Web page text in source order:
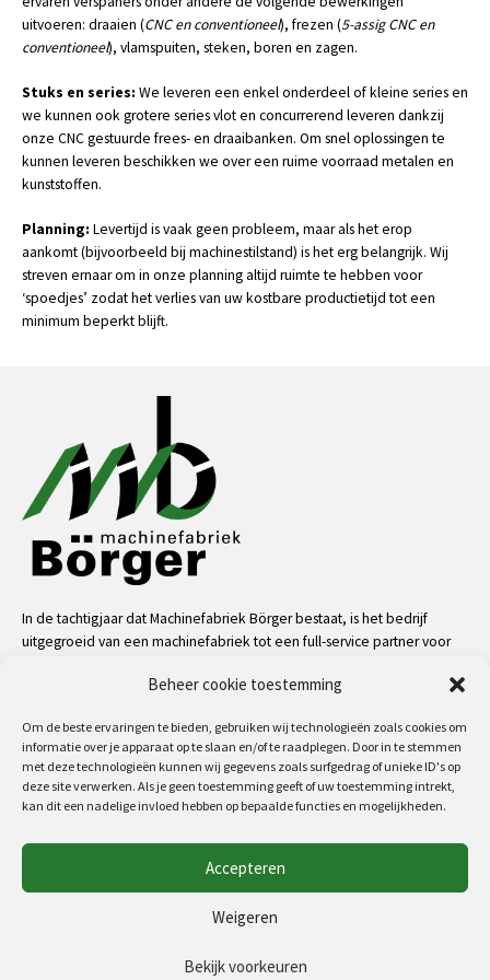
Beheer cookie toestemming
Om de beste ervaringen te bieden, gebruiken wij technologieën zoals cookies om
informatie over je apparaat op te slaan en/of te raadplegen. Door in te stemmen
met deze technologieën kunnen wij gegevens zoals surfgedrag of unieke ID's op
deze site verwerken. Als je geen toestemming geeft of uw toestemming intrekt,
kan dit een nadelige invloed hebben op bepaalde functies en mogelijkheden.
Accepteren
Weigeren
Bekijk voorkeuren
· Spinner U5-1520, 5 assen, Siemens besturing 1520 520
·Haas TM-1 HE 760
Spinner U5-1520 Siemens
besturing
Spinner U5-1520 Siemens
Spinner U5-1520 Siemens
besturing
Spinner U5-1520 Siemens
890 520
·Diverse afkortzagen
Tapmachine: TUWI CMA RNR 20-400
CNC- draaien
Alle mogelijke draadsoorten tot bijbehorende diameters.
M3 – M36
Metrisch fijn T/M 36
UNC T/M 1/1/4’’
BSW T/M 1/12”
BSP T/M 3’’
spiebaansteekmachine
Reparatie lagervlakken + keerringvlakken
TIG
Elektrode en autogeen
Laser lassen
Zetten 2500 x 100 ton
Chemisch zwarten klein materiaal 410 mm x 260 mm 230 mm
lichte vrachtwagen met bak 6 x 2 m
magneetboren met ruimers
gasdetectie apparatuur
draaien (CNC en conventioneel), frezen (5-assig CNC en
conventioneel), vlamspuiten, steken, boren en zagen.
gestuurde frees- en draaibanken. Om snel oplossingen te kunnen
leveren beschikken we over een ruime voorraad metalen en
ernaar om in onze planning altijd ruimte te hebben voor ‘spoedjes’
zodat het verlies van uw kostbare productietijd tot een minimum
uitvoeren: draaien (CNC en conventioneel), frezen (5-assig CNC en
conventioneel), vlamspuiten, steken, boren en zagen.
Stuks en series: We leveren een enkel onderdeel of kleine series en
we kunnen ook grotere series vlot en concurrerend leveren dankzij
onze CNC gestuurde frees- en draaibanken. Om snel oplossingen te
kunnen leveren beschikken we over een ruime voorraad metalen en
kunststoffen.
Planning: Levertijd is vaak geen probleem, maar als het erop
aankomt (bijvoorbeeld bij machinestilstand) is het erg belangrijk. Wij
streven ernaar om in onze planning altijd ruimte te hebben voor
‘spoedjes’ zodat het verlies van uw kostbare productietijd tot een
minimum beperkt blijft.
In de tachtigjaar dat Machinefabriek Börger bestaat, is het bedrijf
uitgegroeid van een machinefabriek tot een full-service partner voor
bijna alle uitdagingen aan op het gebied van service, machinale
meer
Algemene voorwaarden
Cookiebeleid (EU)